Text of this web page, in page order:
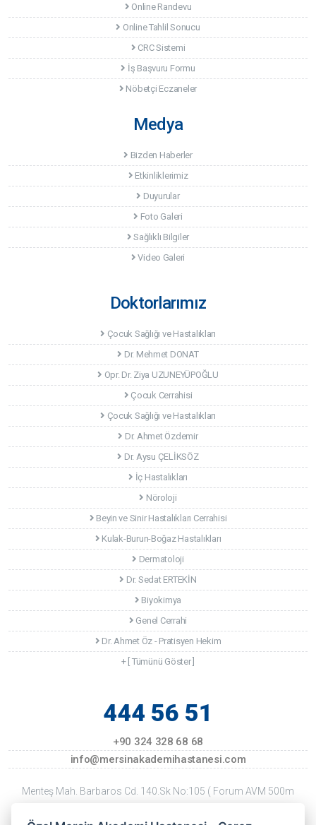
Online Randevu
Online Tahlil Sonucu
CRC Sistemi
İş Başvuru Formu
Nöbetçi Eczaneler
Medya
Bizden Haberler
Etkinliklerimiz
Duyurular
Foto Galeri
Sağlıklı Bilgiler
Video Galeri
Doktorlarımız
Çocuk Sağlığı ve Hastalıkları
Dr. Mehmet DONAT
Opr. Dr. Ziya UZUNEYÜPOĞLU
Çocuk Cerrahisi
Çocuk Sağlığı ve Hastalıkları
Dr. Ahmet Özdemir
Dr. Aysu ÇELİKSÖZ
İç Hastalıkları
Nöroloji
Beyin ve Sinir Hastalıkları Cerrahisi
Kulak-Burun-Boğaz Hastalıkları
Dermatoloji
Dr. Sedat ERTEKİN
Biyokimya
Genel Cerrahi
Dr. Ahmet Öz - Pratisyen Hekim
+ [ Tümünü Göster ]
444 56 51
+90 324 328 68 68
info@mersinakademihastanesi.com
Menteş Mah. Barbaros Cd. 140.Sk No:105 ( Forum AVM 500m